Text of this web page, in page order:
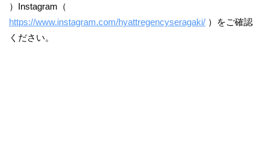
）Instagram（
https://www.instagram.com/hyattregencyseragaki/ ）をご確認
ください。